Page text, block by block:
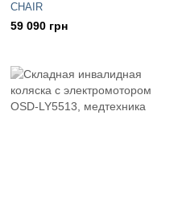
CHAIR
59 090 грн